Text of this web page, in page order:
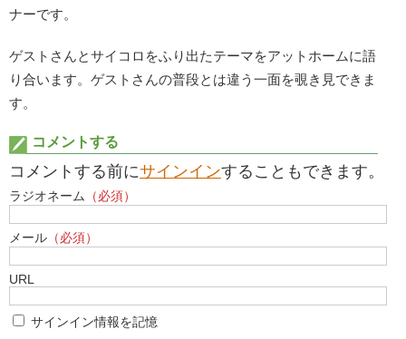
ナーです。
ゲストさんとサイコロをふり出たテーマをアットホームに語
り合います。ゲストさんの普段とは違う一面を覗き見できま
す。
コメントする
コメントする前にサインインすることもできます。
ラジオネーム （必須）
メール （必須）
URL
サインイン情報を記憶